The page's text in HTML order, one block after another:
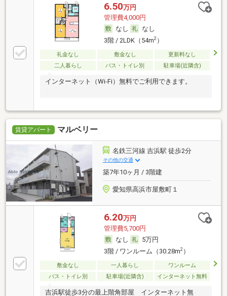
6.50万円
管理費4,000円
なし
なし
3階 / 2LDK（54m2）
礼金なし 敷金なし
更新料なし
二人暮らし
バス・トイレ別 駐車場(近隣含)
インターネット（Wi-Fi）無料でご利用できます。
賃貸アパート マルベリー
名鉄三河線 吉浜駅 徒歩2分
その他の交通
築7年10ヶ月 / 3階建
愛知県高浜市屋敷町１
6.20万円
管理費5,700円
なし
5万円
3階 / ワンルーム（30.28m2）
敷金なし 一人暮らし
ワンルーム
バス・トイレ別
駐車場(近隣含) インターネット無料
吉浜駅徒歩3分の最上階角部屋 インターネット無